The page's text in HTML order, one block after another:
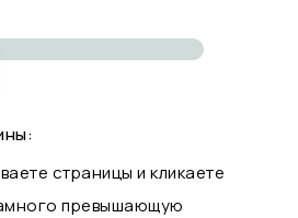
страницы и кликаете
превышающую